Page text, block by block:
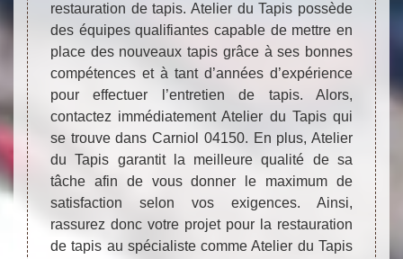
restauration de tapis. Atelier du Tapis possède
des équipes qualifiantes capable de mettre en
place des nouveaux tapis grâce à ses bonnes
compétences et à tant d’années d’expérience
pour effectuer l’entretien de tapis. Alors,
contactez immédiatement Atelier du Tapis qui
se trouve dans Carniol 04150. En plus, Atelier
du Tapis garantit la meilleure qualité de sa
tâche afin de vous donner le maximum de
satisfaction selon vos exigences. Ainsi,
rassurez donc votre projet pour la restauration
de tapis au spécialiste comme Atelier du Tapis